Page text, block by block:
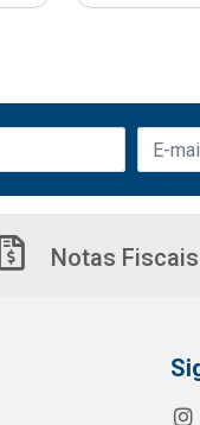
Notas Fiscais